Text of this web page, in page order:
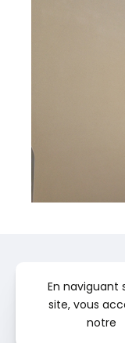
En naviguant
site, vous
notre